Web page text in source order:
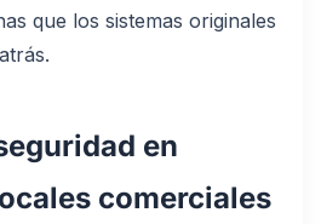
que los sistemas originales
en
comerciales